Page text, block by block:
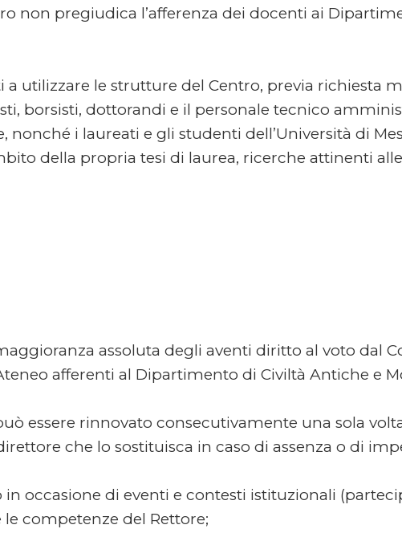
non pregiudica l’afferenza dei docenti ai
a utilizzare le strutture del Centro, previa richiesta
borsisti, dottorandi e il personale tecnico
nonché i laureati e gli studenti dell’Università di
della propria tesi di laurea, ricerche attinenti
assoluta degli aventi diritto al voto dal
afferenti al Dipartimento di Civiltà Antiche e
essere rinnovato consecutivamente una sola
che lo sostituisca in caso di assenza o di
in occasione di eventi e contesti istituzionali
le competenze del Rettore;